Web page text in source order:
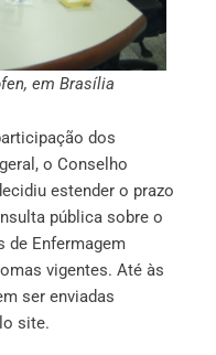
em Brasília
dos
o Conselho
estender o prazo
pública sobre o
de Enfermagem
vigentes. Até às
ser enviadas
site.